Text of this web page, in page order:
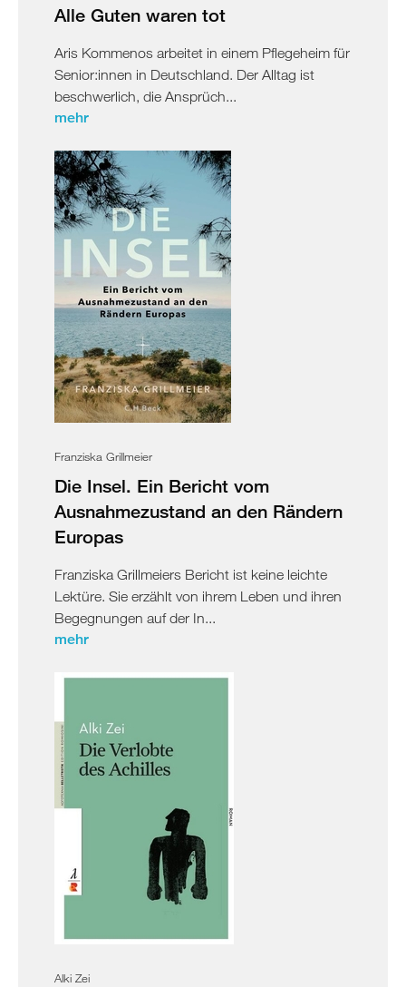
Alle Guten waren tot
Aris Kommenos arbeitet in einem Pflegeheim für
Senior:innen in Deutschland. Der Alltag ist
beschwerlich, die Ansprüch...
mehr
Franziska Grillmeier
Die Insel. Ein Bericht vom
Ausnahmezustand an den Rändern
Europas
Franziska Grillmeiers Bericht ist keine leichte
Lektüre. Sie erzählt von ihrem Leben und ihren
Begegnungen auf der In...
mehr
Alki Zei